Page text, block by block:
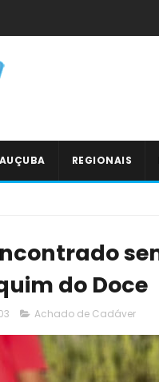
REGIONAIS
do Doce
Achado de Cadáver